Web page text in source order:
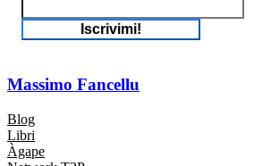
Iscrivimi!
Massimo Fancellu
Blog
Libri
Àgape